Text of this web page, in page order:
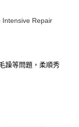
Intensive Repair
躁等問題，柔順秀